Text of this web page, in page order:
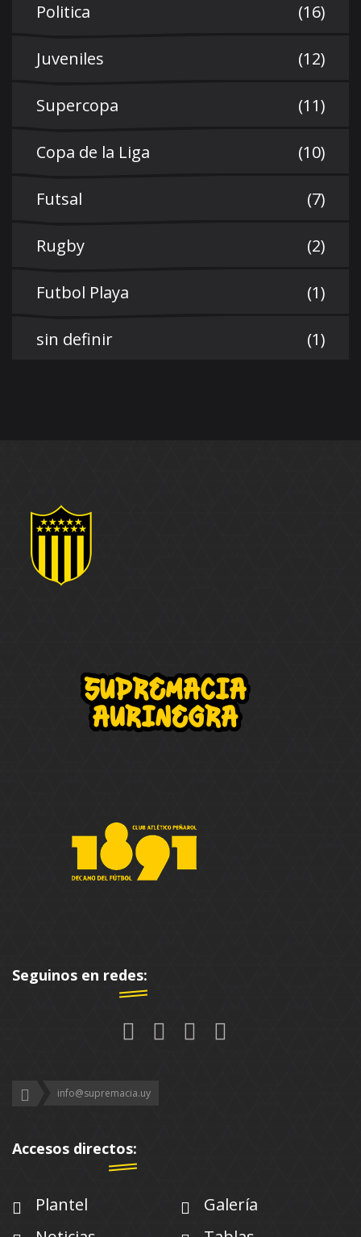
Politica (16)
Juveniles (12)
Supercopa (11)
Copa de la Liga (10)
Futsal (7)
Rugby (2)
Futbol Playa (1)
sin definir (1)
Seguinos en redes:
info@supremacia.uy
Accesos directos:
Plantel
Galería